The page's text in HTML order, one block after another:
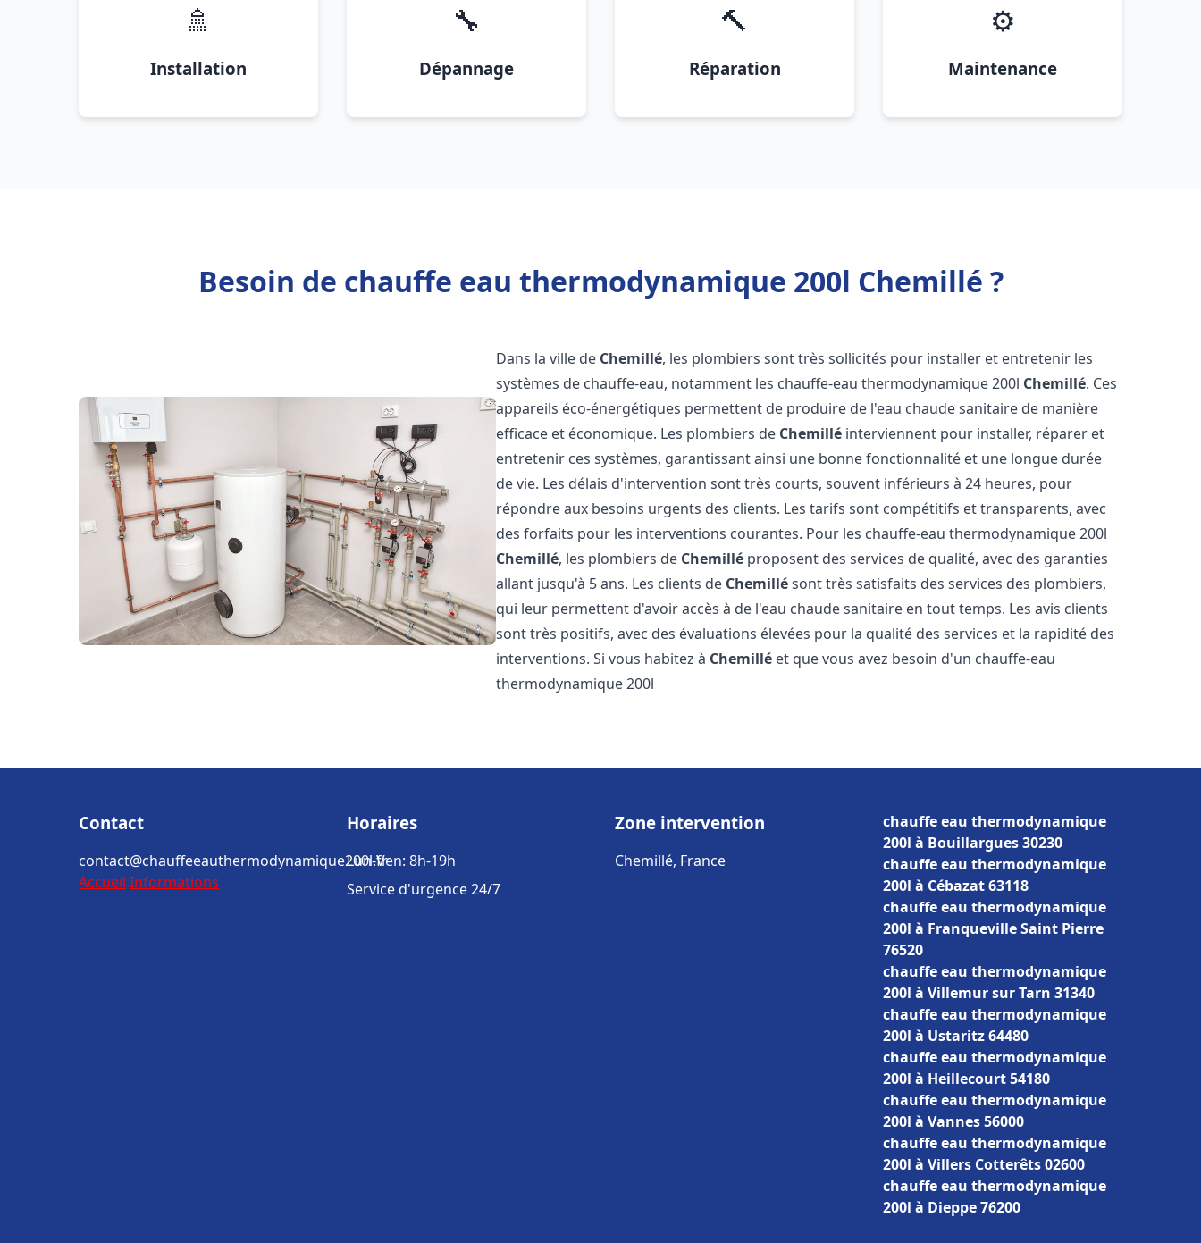
🚿
Installation
🔧
Dépannage
🔨
Réparation
⚙️
Maintenance
Besoin de chauffe eau thermodynamique 200l Chemillé ?
Dans la ville de Chemillé, les plombiers sont très sollicités pour installer et entretenir les
systèmes de chauffe-eau, notamment les chauffe-eau thermodynamique 200l Chemillé. Ces
appareils éco-énergétiques permettent de produire de l'eau chaude sanitaire de manière
efficace et économique. Les plombiers de Chemillé interviennent pour installer, réparer et
entretenir ces systèmes, garantissant ainsi une bonne fonctionnalité et une longue durée
de vie. Les délais d'intervention sont très courts, souvent inférieurs à 24 heures, pour
répondre aux besoins urgents des clients. Les tarifs sont compétitifs et transparents, avec
des forfaits pour les interventions courantes. Pour les chauffe-eau thermodynamique 200l
Chemillé, les plombiers de Chemillé proposent des services de qualité, avec des garanties
allant jusqu'à 5 ans. Les clients de Chemillésont très satisfaits des services des plombiers,
qui leur permettent d'avoir accès à de l'eau chaude sanitaire en tout temps. Les avis clients
sont très positifs, avec des évaluations élevées pour la qualité des services et la rapidité des
interventions. Si vous habitez à Chemillé et que vous avez besoin d'un chauffe-eau
thermodynamique 200l
Contact
contact@chauffeeauthermodynamique200l.fr
Accueil Informations
Horaires
Lun-Ven: 8h-19h
Service d'urgence 24/7
Zone intervention
Chemillé, France
chauffe eau thermodynamique
200l à Bouillargues 30230
chauffe eau thermodynamique
200l à Cébazat 63118
chauffe eau thermodynamique
200l à Franqueville Saint Pierre
76520
chauffe eau thermodynamique
200l à Villemur sur Tarn 31340
chauffe eau thermodynamique
200l à Ustaritz 64480
chauffe eau thermodynamique
200l à Heillecourt 54180
chauffe eau thermodynamique
200l à Vannes 56000
chauffe eau thermodynamique
200l à Villers Cotterêts 02600
chauffe eau thermodynamique
200l à Dieppe 76200